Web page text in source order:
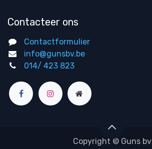
Contacteer ons
Contactformulier
info@gunsbv.be
014/ 423 823
Copyright © Guns bv